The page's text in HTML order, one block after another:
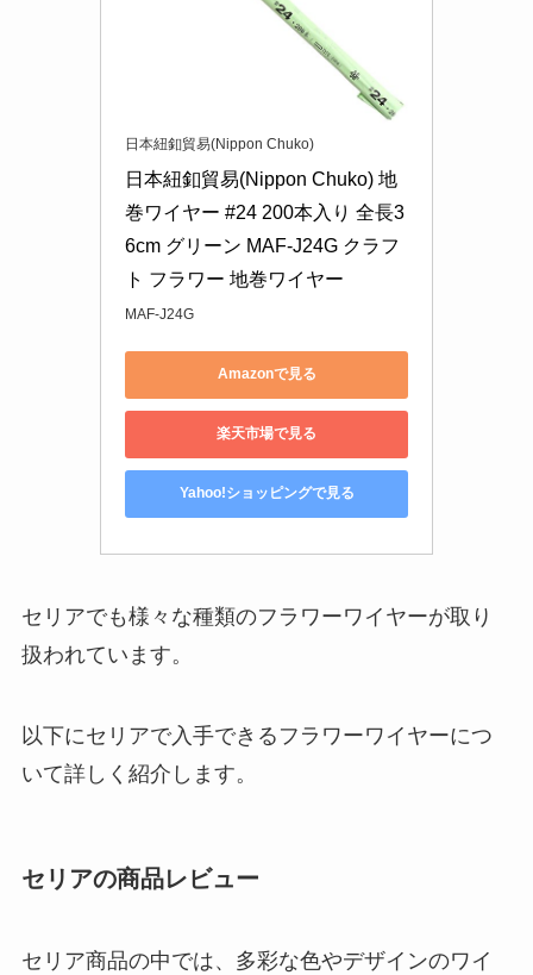
日本紐釦貿易(Nippon Chuko)
日本紐釦貿易(Nippon Chuko) 地
巻ワイヤー #24 200本入り 全長3
6cm グリーン MAF-J24G クラフ
ト フラワー 地巻ワイヤー
MAF-J24G
Amazonで見る
楽天市場で見る
Yahoo!ショッピングで見る
セリアでも様々な種類のフラワーワイヤーが取り
扱われています。
以下にセリアで入手できるフラワーワイヤーにつ
いて詳しく紹介します。
セリアの商品レビュー
セリア商品の中では、多彩な色やデザインのワイ